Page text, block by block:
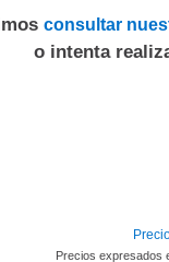
consultar
o intenta
Precios expresados